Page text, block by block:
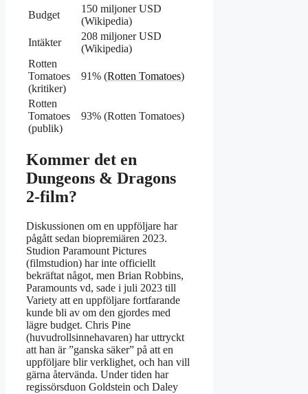
Budget
150 miljoner USD
(Wikipedia)
Intäkter
208 miljoner USD
(Wikipedia)
Rotten
Tomatoes
(kritiker)
91% (Rotten Tomatoes)
Rotten
Tomatoes
(publik)
93% (Rotten Tomatoes)
Kommer det en
Dungeons & Dragons
2-film?
Diskussionen om en uppföljare har
pågått sedan biopremiären 2023.
Studion Paramount Pictures
(filmstudion) har inte officiellt
bekräftat något, men Brian Robbins,
Paramounts vd, sade i juli 2023 till
Variety att en uppföljare fortfarande
kunde bli av om den gjordes med
lägre budget. Chris Pine
(huvudrollsinnehavaren) har uttryckt
att han är ”ganska säker” på att en
uppföljare blir verklighet, och han vill
gärna återvända. Under tiden har
regissörsduon Goldstein och Daley